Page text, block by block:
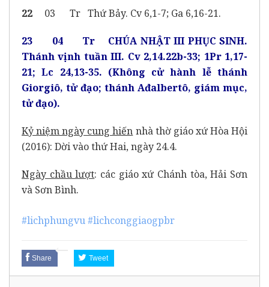
22 03 Tr Thứ Bảy. Cv 6,1-7; Ga 6,16-21.
23 04 Tr CHÚA NHẬT III PHỤC SINH.
Thánh vịnh tuần III. Cv 2,14.22b-33; 1Pr 1,17-
21; Lc 24,13-35. (Không cử hành lễ thánh
Giorgiô, tử đạo; thánh Ađalbertô, giám mục,
tử đạo).
Kỷ niệm ngày cung hiến nhà thờ giáo xứ Hòa Hội
(2016): Dời vào thứ Hai, ngày 24.4.
Ngày chầu lượt: các giáo xứ Chánh tòa, Hải Sơn
và Sơn Bình.
#lichphungvu#lichconggiaogpbr
Share Tweet